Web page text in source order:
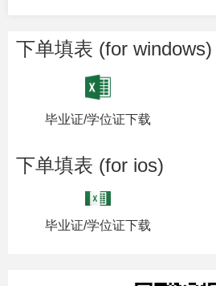
下单填表 (for windows)
毕业证/学位证下载
下单填表 (for ios)
毕业证/学位证下载